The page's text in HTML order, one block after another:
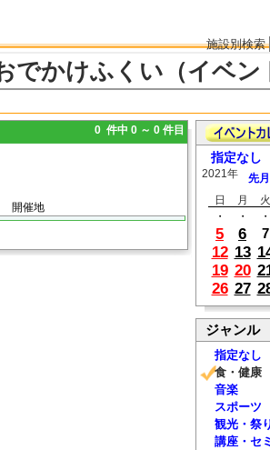
施設別検索
でかけふくい（イベン
0 件中 0 ～ 0 件目
開催地
指定なし
2021年 先月
日
月 火
・
・ ・
5
6 7
12 13
19 20
26 27
ジャンル
指定なし
食・健康
音楽
スポーツ
観光・祭
講座・セ